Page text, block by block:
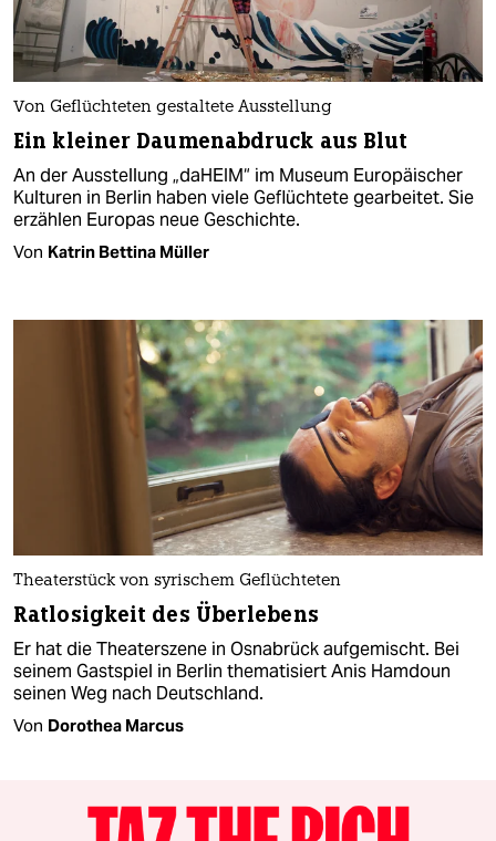
Von Geflüchteten gestaltete Ausstellung
Ein kleiner Daumenabdruck aus Blut
An der Ausstellung „daHEIM“ im Museum Europäischer
Kulturen in Berlin haben viele Geflüchtete gearbeitet. Sie
erzählen Europas neue Geschichte.
Von Katrin Bettina Müller
Theaterstück von syrischem Geflüchteten
Ratlosigkeit des Überlebens
Er hat die Theaterszene in Osnabrück aufgemischt. Bei
seinem Gastspiel in Berlin thematisiert Anis Hamdoun
seinen Weg nach Deutschland.
Von Dorothea Marcus